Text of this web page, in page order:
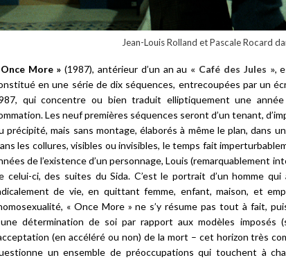
Jean-Louis Rolland et Pascale Rocard
Once More »(1987), antérieur d’un an au « Café des Jules »,
en une série de dix séquences, entrecoupées par un
qui concentre ou bien traduit elliptiquement une
Les neuf premières séquences seront d’un tenant,
précipité, mais sans montage, élaborés à même le plan, dans
les collures, visibles ou invisibles, le temps fait
de l’existence d’un personnage, Louis (remarquablement
celui-ci, des suites du Sida. C’est le portrait d’un homme
de vie, en quittant femme, enfant, maison, et
« Once More » ne s’y résume pas tout à fait,
détermination de soi par rapport aux modèles imposés
(en accéléré ou non) de la mort – cet horizon très
un ensemble de préoccupations qui touchent à